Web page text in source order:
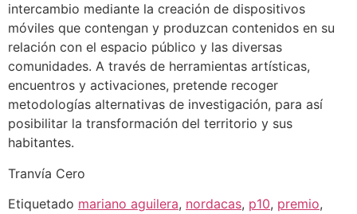
intercambio mediante la creación de dispositivos
móviles que contengan y produzcan contenidos en su
relación con el espacio público y las diversas
comunidades. A través de herramientas artísticas,
encuentros y activaciones, pretende recoger
metodologías alternativas de investigación, para así
posibilitar la transformación del territorio y sus
habitantes.
Tranvía Cero
Etiquetado mariano aguilera, nordacas, p10, premio,